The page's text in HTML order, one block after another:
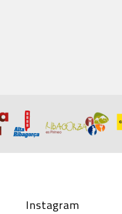
Instagram